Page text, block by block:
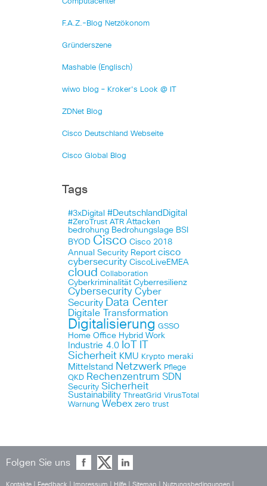
F.A.Z.-Blog Netzökonom
Gründerszene
Mashable (Englisch)
wiwo blog – Kroker's Look @ IT
ZDNet Blog
Cisco Deutschland Webseite
Cisco Global Blog
Tags
#3xDigital #DeutschlandDigital
#ZeroTrust ATR Attacken
bedrohung Bedrohungslage BSI
BYOD Cisco Cisco 2018
Annual Security Report cisco
cybersecurity CiscoLiveEMEA
cloud Collaboration
Cyberkriminalität Cyberresilienz
Cybersecurity Cyber
Security
Data Center
Digitale Transformation
Digitalisierung GSSO
Home Office Hybrid Work
Industrie 4.0 IoT
Sicherheit KMU Krypto meraki
Mittelstand Netzwerk Pflege
QKD Rechenzentrum SDN
Security Sicherheit
Sustainability ThreatGrid VirusTotal
Warnung Webex zero trust
Folgen Sie uns
Kontakte Feedback Impressum Hilfe Sitemap Nutzungsbedingungen